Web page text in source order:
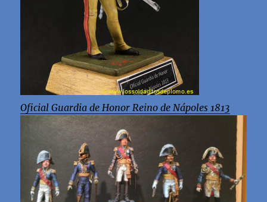
Oficial Guardia de Honor Reino de Nápoles 1813